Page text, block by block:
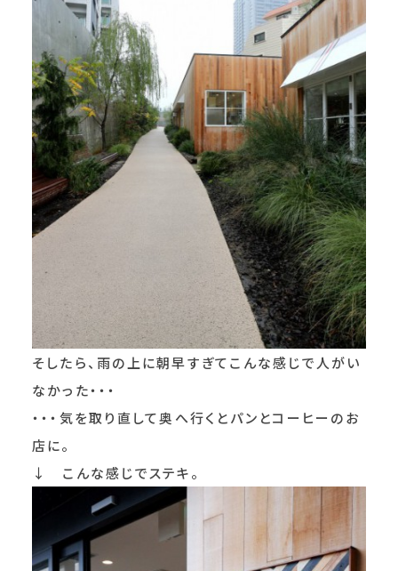
そしたら、雨の上に朝早すぎてこんな感じで人がい
なかった・・・
・・・気を取り直して奥へ行くとパンとコーヒーのお
店に。
↓ こんな感じでステキ。